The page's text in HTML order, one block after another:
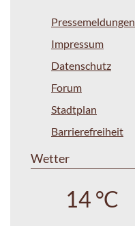
Pressemeldungen
Impressum
Datenschutz
Forum
Stadtplan
Barrierefreiheit
Wetter
14 °C